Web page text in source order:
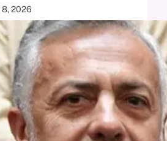
8, 2026